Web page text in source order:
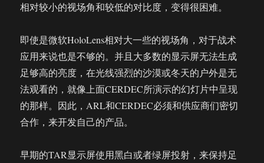
相对较小的视场角和较低的对比度，变得很困难。
即使是微软HoloLens相对大一些的视场角，对于战术
应用来说也是不够的。并且大多数的显示屏无法生成
足够高的亮度，在光线强烈的沙漠或冬天的户外是无
法观看的，就像上面CERDEC所演示的幻灯片中呈现
的那样。因此，ARL和CERDEC必须和供应商们密切
合作，来开发自己的产品。
早期的TAR显示屏使用黑白或者绿屏投射，来保持足